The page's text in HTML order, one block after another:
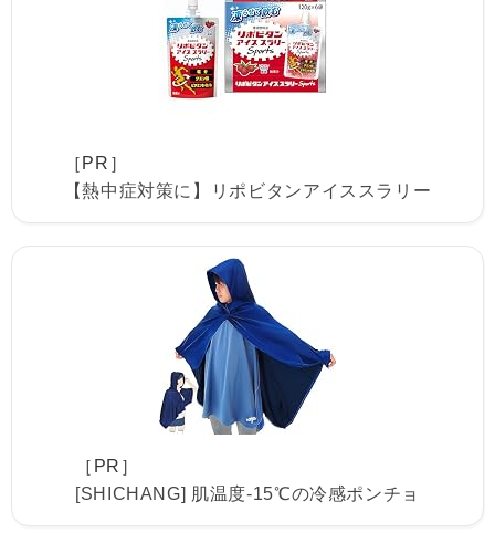
［PR］
【熱中症対策に】リポビタンアイススラリー
［PR］
[SHICHANG] 肌温度-15℃の冷感ポンチョ